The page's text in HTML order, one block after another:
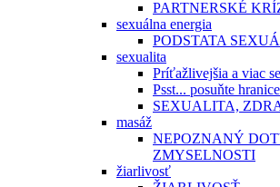
PARTNERSKÉ
sexuálna energia
PODSTATA
sexualita
Príťažlivejšia a viac
Psst... posuňte
SEXUALITA,
masáž
NEPOZNANÝ
ZMYSELNOSTI
žiarlivosť